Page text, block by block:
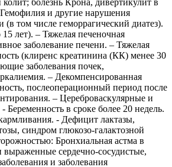
и другие нарушения
(в том числе геморрагический диатез).
лет). – Тяжелая печеночная
заболевание печени. – Тяжелая
(клиренс креатинина (КК) менее 30
заболевания почек,
– Декомпенсированная
послеоперационный период после
– Цереброваскулярные и
Беременность в сроке более 20 недель.
- Дефицит лактазы,
синдром глюкозо-галактозной
Бронхиальная астма в
выраженные сердечно-сосудистые,
и заболевания